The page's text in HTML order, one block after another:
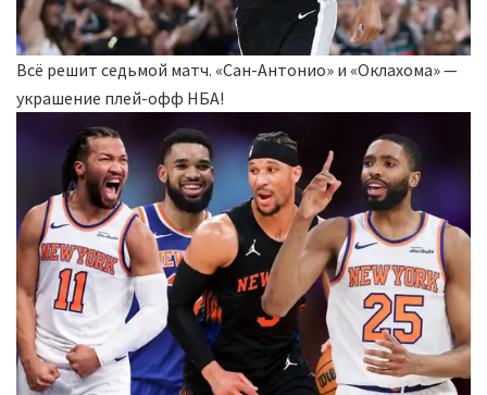
Всё решит седьмой матч. «Сан-Антонио» и «Оклахома» —
украшение плей-офф НБА!